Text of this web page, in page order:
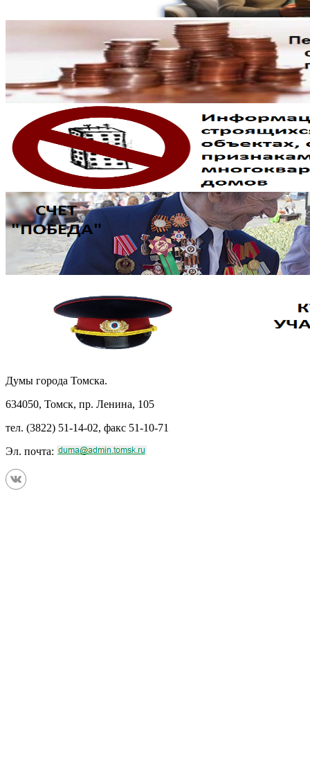
Думы города Томска.
634050, Томск, пр. Ленина, 105
тел. (3822) 51-14-02, факс 51-10-71
Эл. почта: